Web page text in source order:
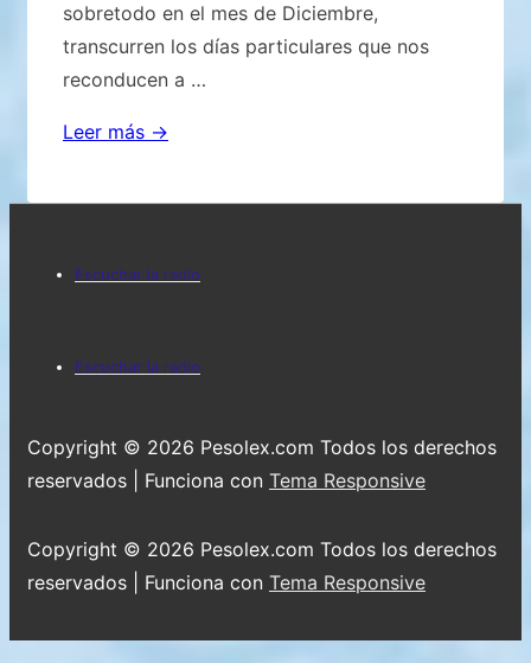
sobretodo en el mes de Diciembre,
transcurren los días particulares que nos
reconducen a …
Reflexiones
este
CONTINUA
Leer más →
Menú
pie
página
Escuchar la radio
Menú
pie
de
página
Escuchar la radio
Copyright © 2026 Pesolex.com Todos los derechos
reservados
| Funciona con Tema Responsive
Copyright © 2026 Pesolex.com Todos los derechos
reservados
| Funciona con Tema Responsive